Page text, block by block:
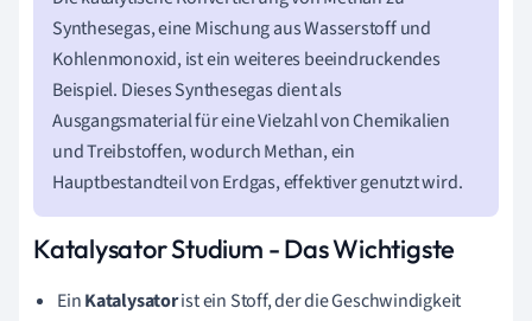
Synthesegas, eine Mischung aus Wasserstoff und
Kohlenmonoxid, ist ein weiteres beeindruckendes
Beispiel. Dieses Synthesegas dient als
Ausgangsmaterial für eine Vielzahl von Chemikalien
und Treibstoffen, wodurch Methan, ein
Hauptbestandteil von Erdgas, effektiver genutzt wird.
Katalysator Studium - Das Wichtigste
EinKatalysatorist ein Stoff, der die Geschwindigkeit